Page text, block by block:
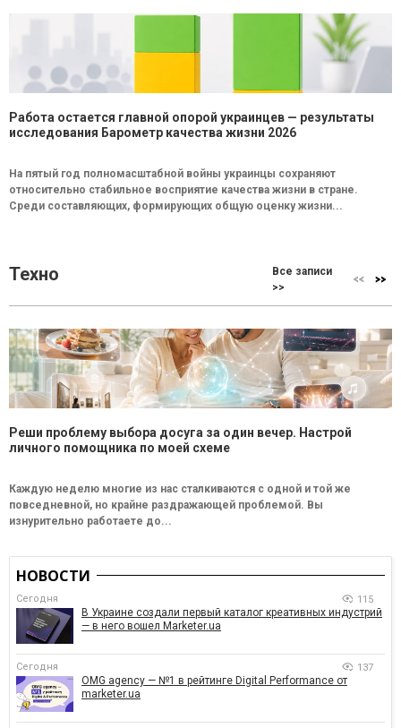
Работа остается главной опорой украинцев — результаты
исследования Барометр качества жизни 2026
На пятый год полномасштабной войны украинцы сохраняют
относительно стабильное восприятие качества жизни в стране.
Среди составляющих, формирующих общую оценку жизни...
Техно
Все записи
>>
Реши проблему выбора досуга за один вечер. Настрой
личного помощника по моей схеме
Каждую неделю многие из нас сталкиваются с одной и той же
повседневной, но крайне раздражающей проблемой. Вы
изнурительно работаете до...
НОВОСТИ
Сегодня 115
В Украине создали первый каталог креативных индустрий
— в него вошел Marketer.ua
Сегодня 137
OMG agency — №1 в рейтинге Digital Performance от
marketer.ua